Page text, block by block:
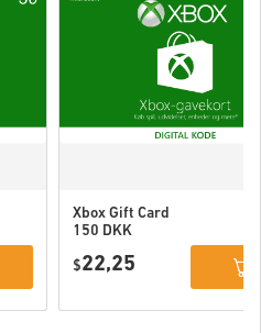
Xbox Gift Card
150 DKK
$22,25